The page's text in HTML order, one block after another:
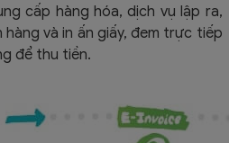
cấp hàng hóa, dịch vụ lập ra,
và in ấn giấy, đem trực tiếp
để thu tiền.